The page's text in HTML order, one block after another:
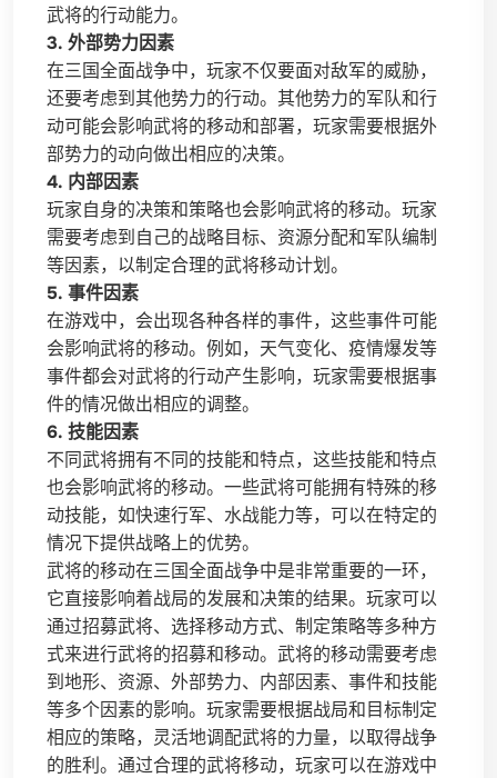
武将的行动能力。
3. 外部势力因素
在三国全面战争中，玩家不仅要面对敌军的威胁，
还要考虑到其他势力的行动。其他势力的军队和行
动可能会影响武将的移动和部署，玩家需要根据外
部势力的动向做出相应的决策。
4. 内部因素
玩家自身的决策和策略也会影响武将的移动。玩家
需要考虑到自己的战略目标、资源分配和军队编制
等因素，以制定合理的武将移动计划。
5. 事件因素
在游戏中，会出现各种各样的事件，这些事件可能
会影响武将的移动。例如，天气变化、疫情爆发等
事件都会对武将的行动产生影响，玩家需要根据事
件的情况做出相应的调整。
6. 技能因素
不同武将拥有不同的技能和特点，这些技能和特点
也会影响武将的移动。一些武将可能拥有特殊的移
动技能，如快速行军、水战能力等，可以在特定的
情况下提供战略上的优势。
武将的移动在三国全面战争中是非常重要的一环，
它直接影响着战局的发展和决策的结果。玩家可以
通过招募武将、选择移动方式、制定策略等多种方
式来进行武将的招募和移动。武将的移动需要考虑
到地形、资源、外部势力、内部因素、事件和技能
等多个因素的影响。玩家需要根据战局和目标制定
相应的策略，灵活地调配武将的力量，以取得战争
的胜利。通过合理的武将移动，玩家可以在游戏中